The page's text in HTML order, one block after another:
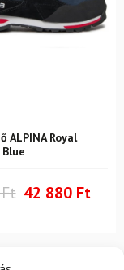
ALPINA Royal
Blue
42 880 Ft